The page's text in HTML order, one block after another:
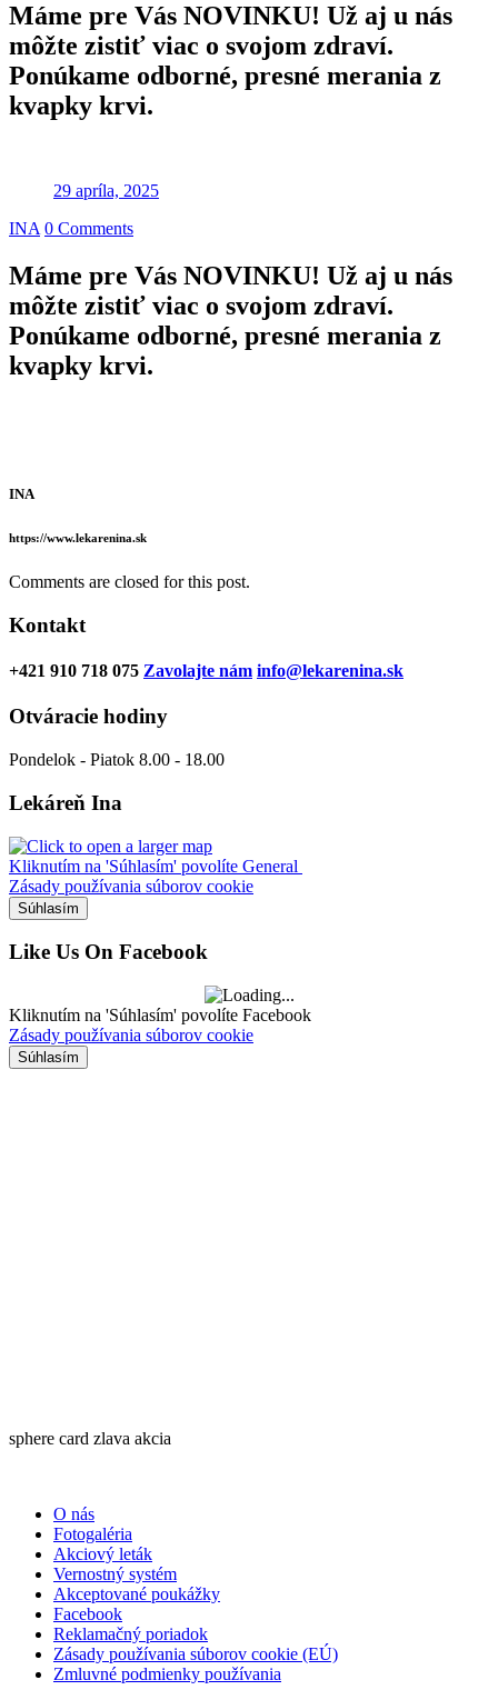
Máme pre Vás NOVINKU! Už aj u nás
môžte zistiť viac o svojom zdraví.
Ponúkame odborné, presné merania z
kvapky krvi.
29 apríla, 2025
INA 0 Comments
Máme pre Vás NOVINKU! Už aj u nás
môžte zistiť viac o svojom zdraví.
Ponúkame odborné, presné merania z
kvapky krvi.
INA
https://www.lekarenina.sk
Comments are closed for this post.
Kontakt
+421 910 718 075 Zavolajte nám info@lekarenina.sk
Otváracie hodiny
Pondelok - Piatok 8.00 - 18.00
Lekáreň Ina
Kliknutím na 'Súhlasím' povolíte General
Zásady používania súborov cookie
Súhlasím
Like Us On Facebook
Kliknutím na 'Súhlasím' povolíte Facebook
Zásady používania súborov cookie
Súhlasím
sphere card zlava akcia
O nás
Fotogaléria
Akciový leták
Vernostný systém
Akceptované poukážky
Facebook
Reklamačný poriadok
Zásady používania súborov cookie (EÚ)
Zmluvné podmienky používania